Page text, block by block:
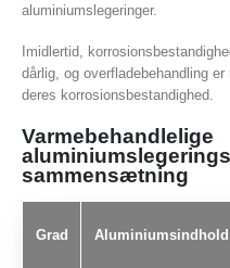
aluminiumslegeringer.
Imidlertid,
dårlig, og overfladebehandling
deres korrosionsbestandighed.
Varmebehandlelige
sammensætning
Grad Aluminiumsindhold